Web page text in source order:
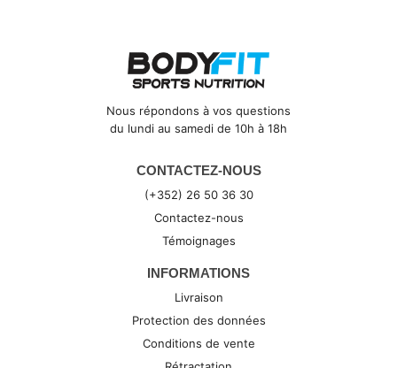
Nous répondons à vos questions
du lundi au samedi de 10h à 18h
CONTACTEZ-NOUS
(+352) 26 50 36 30
Contactez-nous
Témoignages
INFORMATIONS
Livraison
Protection des données
Conditions de vente